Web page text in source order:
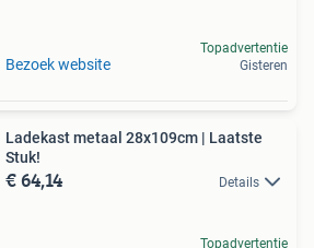
Bezoek website
Topadvertentie
Gisteren
Ladekast metaal 28x109cm | Laatste
Stuk!
€ 64,14 Details
Topadvertentie